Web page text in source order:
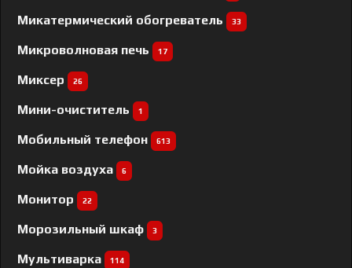
Микатермический обогреватель 33
Микроволновая печь 17
Миксер 26
Мини-очиститель 1
Мобильный телефон 613
Мойка воздуха 6
Монитор 22
Морозильный шкаф 3
Мультиварка 114